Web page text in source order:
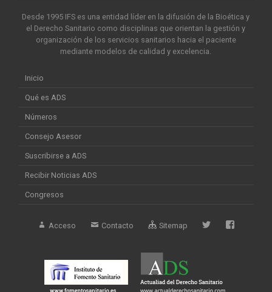
Desde 1995 IFS es una entidad líder en la difusión de la Bioética y
el Derecho Sanitario como disciplinas que orientan la gestión y
organización de los servicios sanitarios hacia el paciente
mediante modelos de calidad y excelencia.
Inicio
Qué es ADS
Números
Consejo Asesor
Suscribirse a ADS
Recibir Noticias ADS
Congresos
Acceso Contacto Sitemap